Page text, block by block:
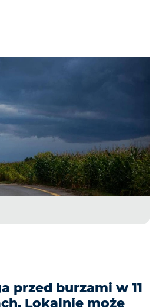
przed burzami w 11
Lokalnie może